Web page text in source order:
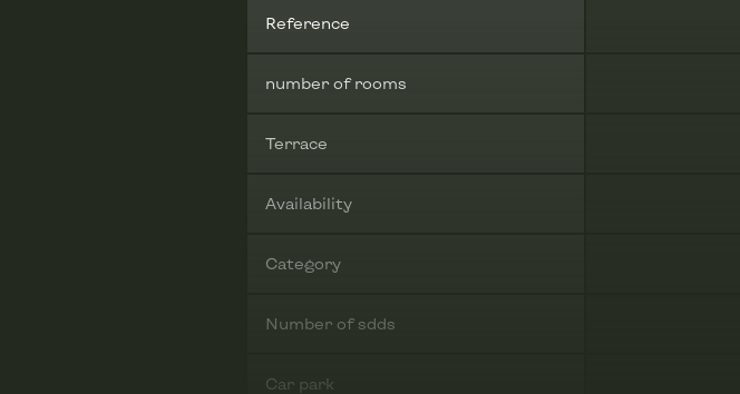
Reference
number of rooms
Terrace
Availability
Category
Number of sdds
Car park